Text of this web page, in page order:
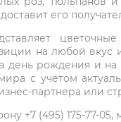
его
на любой вкус
день рождения и
с учетом
партнера или
+7 (495) 175-77-